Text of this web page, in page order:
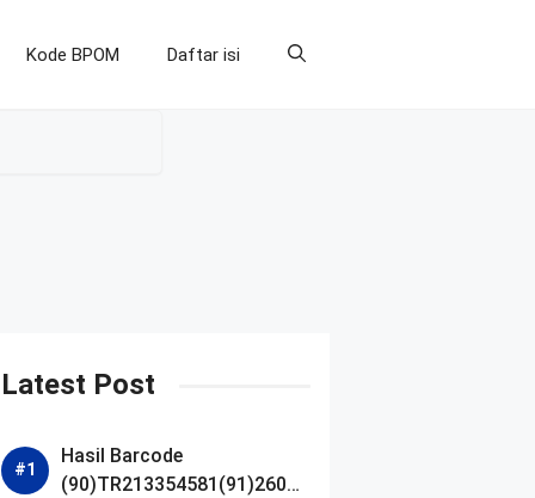
Kode BPOM Daftar isi
Latest Post
Hasil Barcode
(90)TR213354581(91)2607